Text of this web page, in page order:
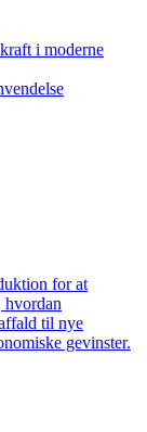
i moderne
for at
hvordan
til nye
gevinster.